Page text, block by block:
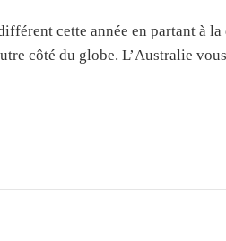
cette année en partant à
côté du globe. L’Australie